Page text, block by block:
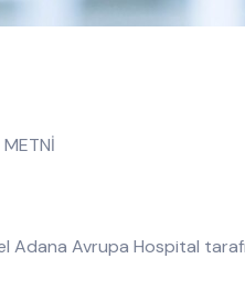
METNİ
Adana Avrupa Hospital